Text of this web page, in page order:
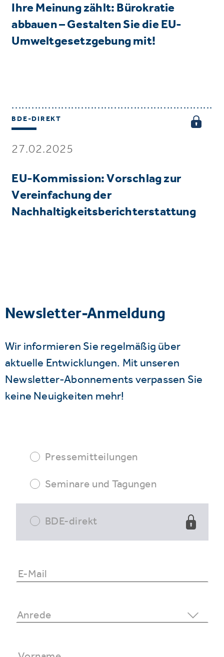
Ihre Meinung zählt: Bürokratie
abbauen – Gestalten Sie die EU-
Umweltgesetzgebung mit!
BDE-DIREKT
27.02.2025
EU-Kommission: Vorschlag zur
Vereinfachung der
Nachhaltigkeitsberichterstattung
Newsletter-Anmeldung
Wir informieren Sie regelmäßig über
aktuelle Entwicklungen. Mit unseren
Newsletter-Abonnements verpassen Sie
keine Neuigkeiten mehr!
Pressemitteilungen
Seminare und Tagungen
BDE-direkt